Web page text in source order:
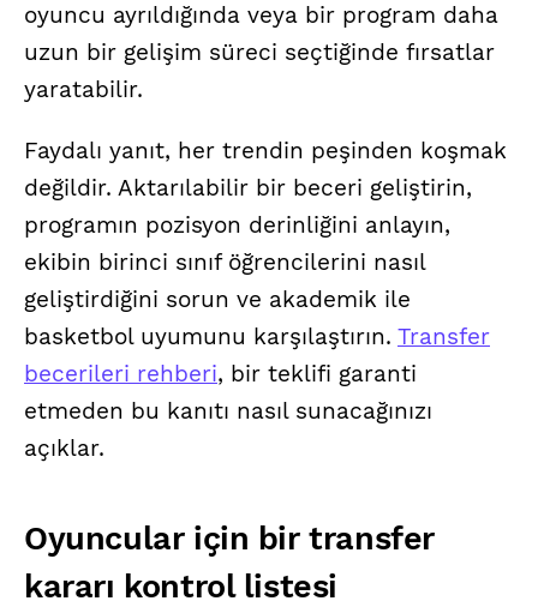
oyuncu ayrıldığında veya bir program daha
uzun bir gelişim süreci seçtiğinde fırsatlar
yaratabilir.
Faydalı yanıt, her trendin peşinden koşmak
değildir. Aktarılabilir bir beceri geliştirin,
programın pozisyon derinliğini anlayın,
ekibin birinci sınıf öğrencilerini nasıl
geliştirdiğini sorun ve akademik ile
basketbol uyumunu karşılaştırın. Transfer
becerileri rehberi, bir teklifi garanti
etmeden bu kanıtı nasıl sunacağınızı
açıklar.
Oyuncular için bir transfer
kararı kontrol listesi